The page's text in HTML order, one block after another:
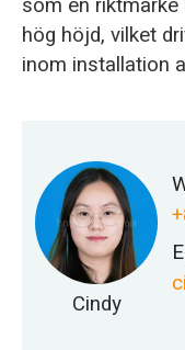
hög höjd, vilket
inom installation
Cindy